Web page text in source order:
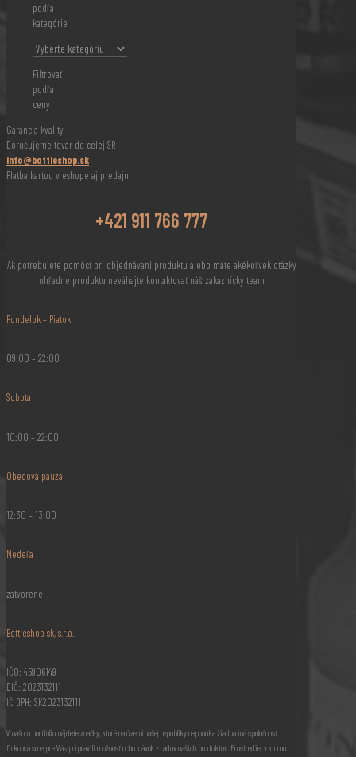
podľa
kategórie
Filtrovať
podľa
ceny
Garancia kvality
Doručujeme tovar do celej SR
info@bottleshop.sk
Platba kartou v eshope aj predajni
+421 911 766 777
Ak potrebujete pomôcť pri objednávaní produktu alebo máte akékoľvek otázky
ohľadne produktu neváhajte kontaktovať náš zákaznícky team
Pondelok – Piatok
09:00 – 22:00
Sobota
10:00 – 22:00
Obedová pauza
12:30 – 13:00
Nedeľa
zatvorené
Bottleshop sk, s.r.o.
IČO: 45906149
DIČ: 2023132111
IČ DPH: SK2023132111
V našom portfóliu nájdete značky, ktoré na území našej republiky neponúka žiadna iná spoločnosť.
Dokonca sme pre Vás pripravili možnosť ochutnávok z radov našich produktov. Prostredie, v ktorom